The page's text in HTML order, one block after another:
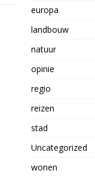
europa
landbouw
natuur
opinie
regio
reizen
stad
Uncategorized
wonen